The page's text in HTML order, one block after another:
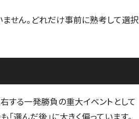
ません。どれだけ事前に熟考して選択
する一発勝負の重大イベントとして
選んだ後」に大きく偏っています。